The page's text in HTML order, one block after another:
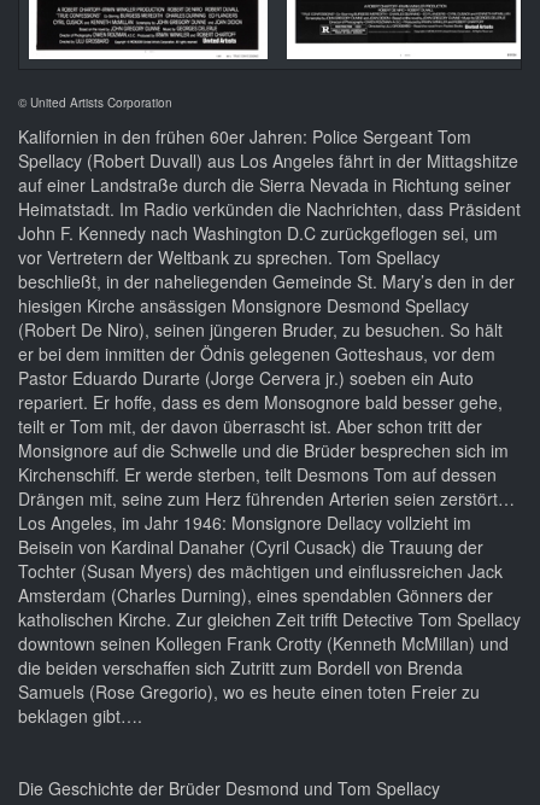
© United Artists Corporation
Kalifornien in den frühen 60er Jahren: Police Sergeant Tom
Spellacy (Robert Duvall) aus Los Angeles fährt in der Mittagshitze
auf einer Landstraße durch die Sierra Nevada in Richtung seiner
Heimatstadt. Im Radio verkünden die Nachrichten, dass Präsident
John F. Kennedy nach Washington D.C zurückgeflogen sei, um
vor Vertretern der Weltbank zu sprechen. Tom Spellacy
beschließt, in der naheliegenden Gemeinde St. Mary’s den in der
hiesigen Kirche ansässigen Monsignore Desmond Spellacy
(Robert De Niro), seinen jüngeren Bruder, zu besuchen. So hält
er bei dem inmitten der Ödnis gelegenen Gotteshaus, vor dem
Pastor Eduardo Durarte (Jorge Cervera jr.) soeben ein Auto
repariert. Er hoffe, dass es dem Monsognore bald besser gehe,
teilt er Tom mit, der davon überrascht ist. Aber schon tritt der
Monsignore auf die Schwelle und die Brüder besprechen sich im
Kirchenschiff. Er werde sterben, teilt Desmons Tom auf dessen
Drängen mit, seine zum Herz führenden Arterien seien zerstört…
Los Angeles, im Jahr 1946: Monsignore Dellacy vollzieht im
Beisein von Kardinal Danaher (Cyril Cusack) die Trauung der
Tochter (Susan Myers) des mächtigen und einflussreichen Jack
Amsterdam (Charles Durning), eines spendablen Gönners der
katholischen Kirche. Zur gleichen Zeit trifft Detective Tom Spellacy
downtown seinen Kollegen Frank Crotty (Kenneth McMillan) und
die beiden verschaffen sich Zutritt zum Bordell von Brenda
Samuels (Rose Gregorio), wo es heute einen toten Freier zu
beklagen gibt….
Die Geschichte der Brüder Desmond und Tom Spellacy